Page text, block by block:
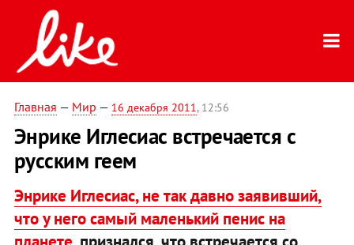
Главная — Мир — 16 декабря 2011, 12:56
Энрике Иглесиас встречается с
русским геем
Энрике Иглесиас, не так давно заявивший,
что у него самый маленький пенис на